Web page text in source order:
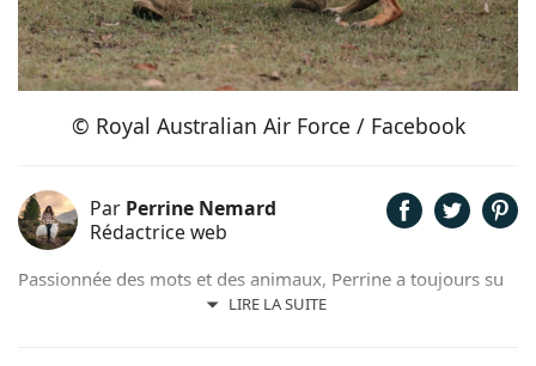
© Royal Australian Air Force / Facebook
Par Perrine Nemard
Rédactrice web
LIRE LA SUITE
Passionnée des mots et des animaux, Perrine a toujours su
qu'elle était destinée à travailler en lien avec ces derniers.